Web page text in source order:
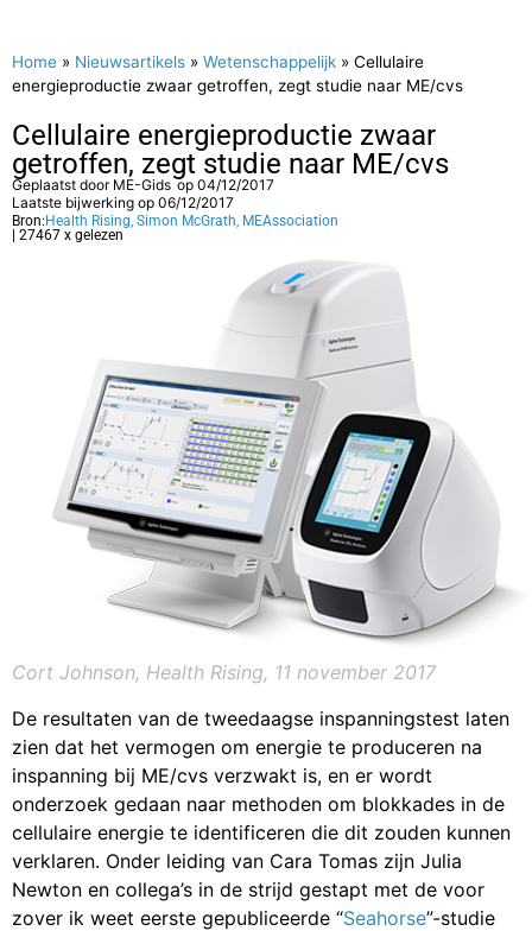
Home » Nieuwsartikels » Wetenschappelijk » Cellulaire
energieproductie zwaar getroffen, zegt studie naar ME/cvs
Cellulaire energieproductie zwaar
getroffen, zegt studie naar ME/cvs
Geplaatst door ME-Gids op 04/12/2017
Laatste bijwerking op 06/12/2017
Bron: Health Rising, Simon McGrath, MEAssociation
| 27467 x gelezen
Cort Johnson, Health Rising, 11 november 2017
De resultaten van de tweedaagse inspanningstest laten
zien dat het vermogen om energie te produceren na
inspanning bij ME/cvs verzwakt is, en er wordt
onderzoek gedaan naar methoden om blokkades in de
cellulaire energie te identificeren die dit zouden kunnen
verklaren. Onder leiding van Cara Tomas zijn Julia
Newton en collega’s in de strijd gestapt met de voor
zover ik weet eerste gepubliceerde “Seahorse”-studie